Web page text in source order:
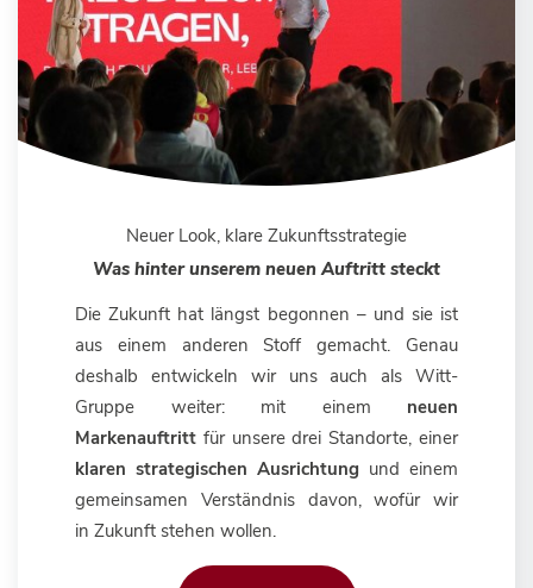
Neuer Look, klare Zukunftsstrategie
Was hinter unserem neuen Auftritt steckt
Die Zukunft hat längst begonnen – und sie ist
aus einem anderen Stoff gemacht. Genau
deshalb entwickeln wir uns auch als Witt-
Gruppe weiter: mit einem neuen
Markenauftritt für unsere drei Standorte, einer
klaren strategischen Ausrichtung und einem
gemeinsamen Verständnis davon, wofür wir
in Zukunft stehen wollen.